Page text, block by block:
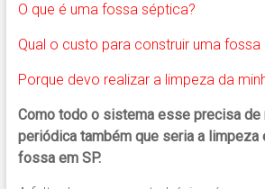
O que é uma fossa séptica?
Qual o custo para construir uma fossa
Porque devo realizar a limpeza da
Como todo o sistema esse precisa de
periódica também que seria a limpeza
fossa em SP.